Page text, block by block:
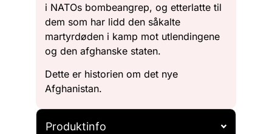
i NATOs bombeangrep, og etterlatte til
dem som har lidd den såkalte
martyrdøden i kamp mot utlendingene
og den afghanske staten.
Dette er historien om det nye
Afghanistan.
Produktinfo